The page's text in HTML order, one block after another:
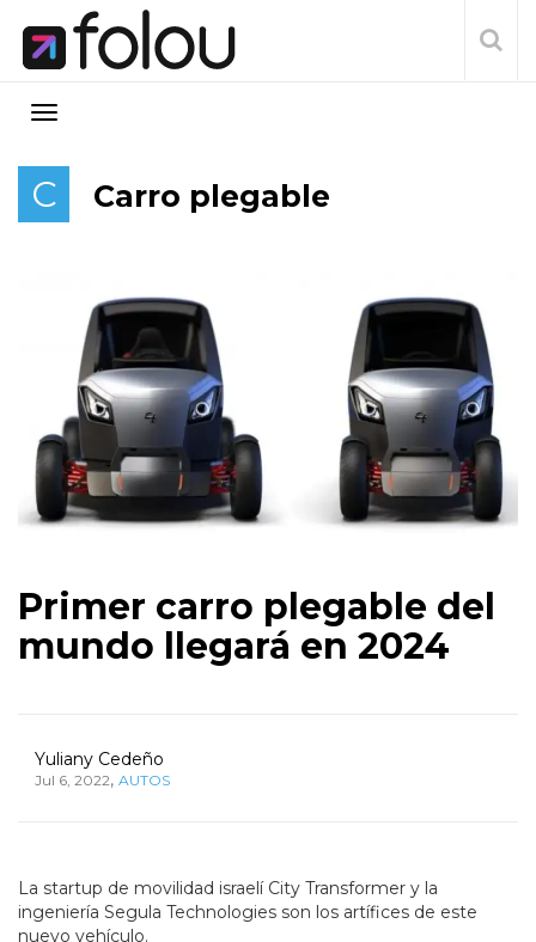
C Carro plegable
Primer carro plegable del
mundo llegará en 2024
Yuliany Cedeño
Jul 6, 2022, AUTOS
La startup de movilidad israelí City Transformer y la
ingeniería Segula Technologies son los artífices de este
nuevo vehículo.